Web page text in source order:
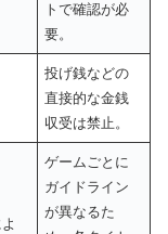
トで確認が必
要。
投げ銭などの
直接的な金銭
収受は禁止。
ゲームごとに
ガイドライン
が異なるた